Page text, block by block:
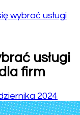
wybrać usługi
usługi
firm
2024